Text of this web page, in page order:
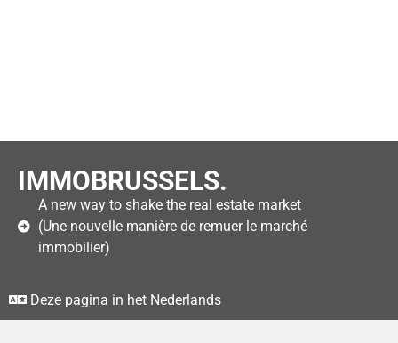
IMMOBRUSSELS.
A new way to shake the real estate market
(Une nouvelle manière de remuer le marché
immobilier)
Deze pagina in het Nederlands